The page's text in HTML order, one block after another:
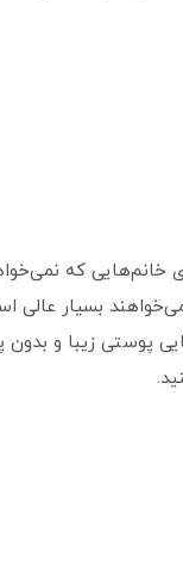
که
بسیار عالی
پوستی زیبا و